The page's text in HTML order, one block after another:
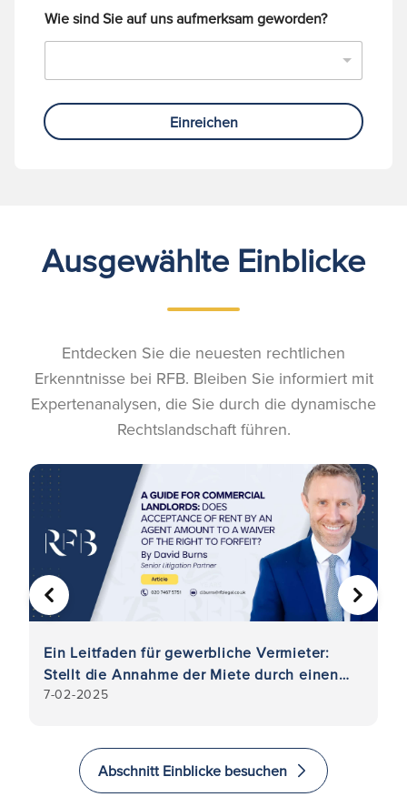
Wie sind Sie auf uns aufmerksam geworden?
Einreichen
Ausgewählte Einblicke
Entdecken Sie die neuesten rechtlichen
Erkenntnisse bei RFB. Bleiben Sie informiert mit
Expertenanalysen, die Sie durch die dynamische
Rechtslandschaft führen.
Ein Leitfaden für gewerbliche Vermieter:
Stellt die Annahme der Miete durch einen
Vertreter einen Verzicht auf das Recht auf
7-02-2025
VORHERIGE WEITER
Abschnitt Einblicke besuchen